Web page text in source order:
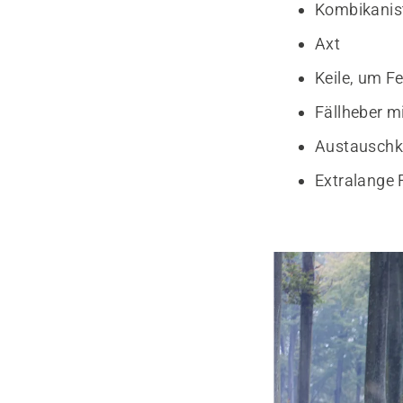
Axt
Keile, um
Fällheber
Extralange